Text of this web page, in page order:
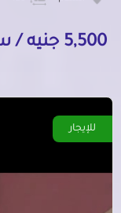
5,500 جنيه / سنوياً
للإيجار